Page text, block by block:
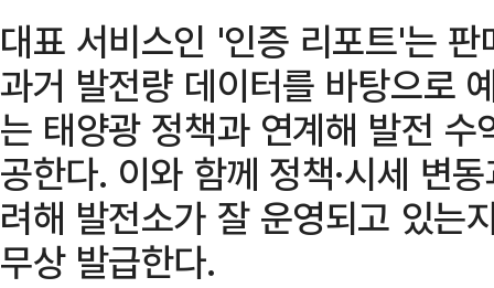
대표 서비스인 '인증 리포트'는
과거 발전량 데이터를 바탕으로
는 태양광 정책과 연계해 발전
공한다. 이와 함께 정책·시세 변
려해 발전소가 잘 운영되고 있는
무상 발급한다.